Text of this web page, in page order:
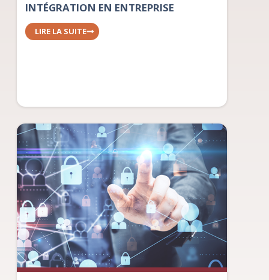
INTÉGRATION EN ENTREPRISE
LIRE LA SUITE